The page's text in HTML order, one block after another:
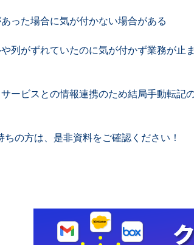
った場合に気が付かない場合がある
列がずれていたのに気が付かず業務が止
ービスとの情報連携のため結局手動転記
の方は、是非資料をご確認ください！